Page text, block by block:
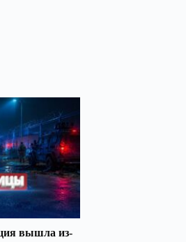
вышла из-